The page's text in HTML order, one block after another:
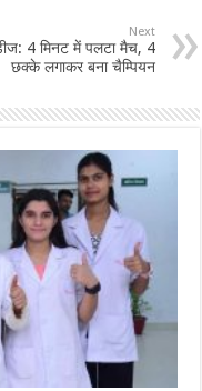
Next
4 मिनट में पलटा मैच, 4
छक्के लगाकर बना चैम्पियन